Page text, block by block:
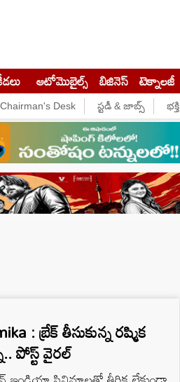
ఆటోమొబైల్స్ బిజినెస్‌ టెక్నాలజీ
Chairman's Desk స్టడీ & జాబ్స్ భక్తి
: బ్రేక్ తీసుకున్న రష్మిక
పోస్ట్ వైరల్